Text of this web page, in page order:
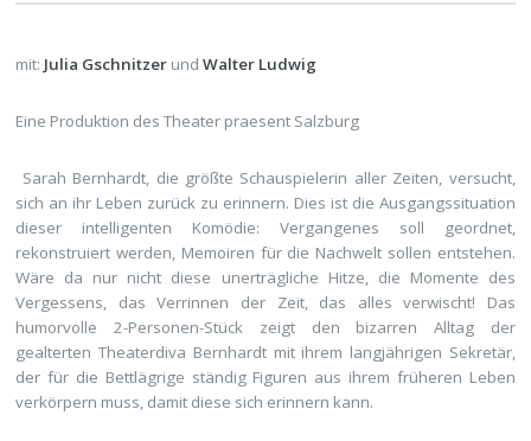
mit: Julia Gschnitzer und Walter Ludwig
Eine Produktion des Theater praesent Salzburg
Sarah Bernhardt, die größte Schauspielerin aller Zeiten, versucht,
sich an ihr Leben zurück zu erinnern. Dies ist die Ausgangssituation
dieser intelligenten Komödie: Vergangenes soll geordnet,
rekonstruiert werden, Memoiren für die Nachwelt sollen entstehen.
Wäre da nur nicht diese unerträgliche Hitze, die Momente des
Vergessens, das Verrinnen der Zeit, das alles verwischt! Das
humorvolle 2-Personen-Stück zeigt den bizarren Alltag der
gealterten Theaterdiva Bernhardt mit ihrem langjährigen Sekretär,
der für die Bettlägrige ständig Figuren aus ihrem früheren Leben
verkörpern muss, damit diese sich erinnern kann.